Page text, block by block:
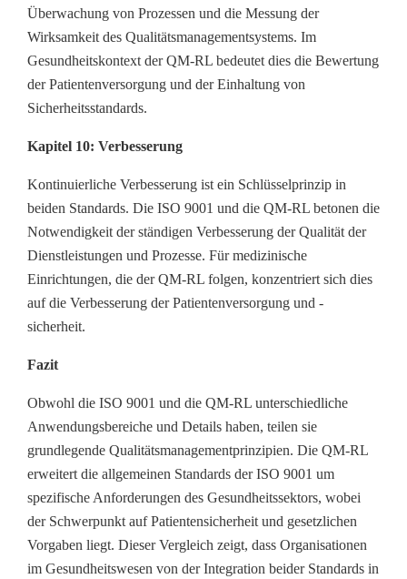
Überwachung von Prozessen und die Messung der
Wirksamkeit des Qualitätsmanagementsystems. Im
Gesundheitskontext der QM-RL bedeutet dies die Bewertung
der Patientenversorgung und der Einhaltung von
Sicherheitsstandards.
Kapitel 10: Verbesserung
Kontinuierliche Verbesserung ist ein Schlüsselprinzip in
beiden Standards. Die ISO 9001 und die QM-RL betonen die
Notwendigkeit der ständigen Verbesserung der Qualität der
Dienstleistungen und Prozesse. Für medizinische
Einrichtungen, die der QM-RL folgen, konzentriert sich dies
auf die Verbesserung der Patientenversorgung und -
sicherheit.
Fazit
Obwohl die ISO 9001 und die QM-RL unterschiedliche
Anwendungsbereiche und Details haben, teilen sie
grundlegende Qualitätsmanagementprinzipien. Die QM-RL
erweitert die allgemeinen Standards der ISO 9001 um
spezifische Anforderungen des Gesundheitssektors, wobei
der Schwerpunkt auf Patientensicherheit und gesetzlichen
Vorgaben liegt. Dieser Vergleich zeigt, dass Organisationen
im Gesundheitswesen von der Integration beider Standards in